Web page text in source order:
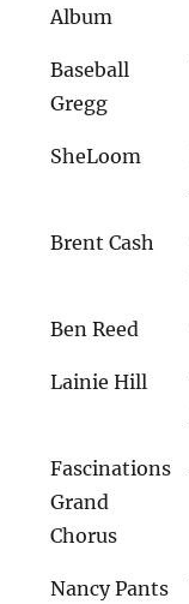
Album
Baseball
Gregg
SheLoom
Brent Cash
Ben Reed
Lainie Hill
Fascinations
Grand
Chorus
Nancy Pants